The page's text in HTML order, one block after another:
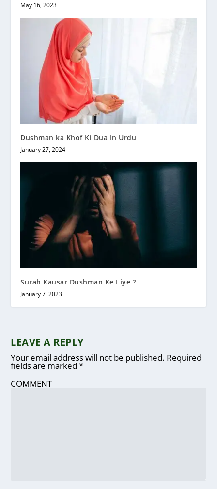
May 16, 2023
Dushman ka Khof Ki Dua In Urdu
January 27, 2024
Surah Kausar Dushman Ke Liye ?
January 7, 2023
LEAVE A REPLY
Your email address will not be published. Required
fields are marked*
COMMENT